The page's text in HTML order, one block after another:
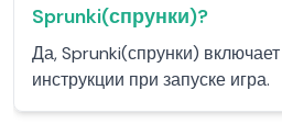
Sprunki(спрунки)?
Да, Sprunki(спрунки)
инструкции при запуске игра.